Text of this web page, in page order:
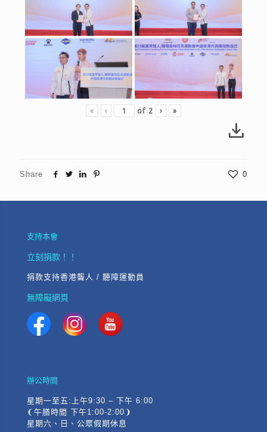
« ‹ of 2 › »
Share 0
支持本會
立刻捐款！！
捐款支持香港聾人 / 聽障運動員
無障礙網頁
辦公時間
星期一至五:上午9:30 – 下午 6:00
❨午膳時間 下午1:00-2:00❩
星期六、日、公眾假期休息